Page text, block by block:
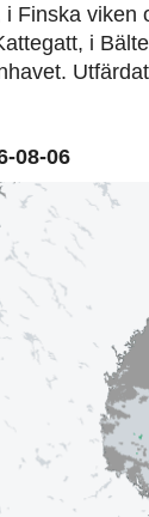
Finska viken
i
08-06